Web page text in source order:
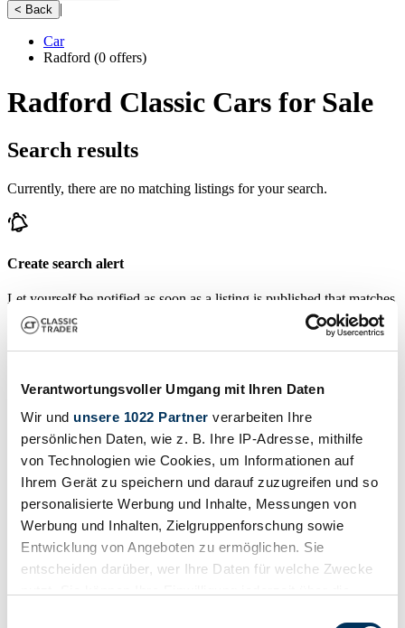
Verantwortungsvoller Umgang mit Ihren Daten
Wir und unsere 1022 Partner verarbeiten Ihre
persönlichen Daten, wie z. B. Ihre IP-Adresse, mithilfe
von Technologien wie Cookies, um Informationen auf
Ihrem Gerät zu speichern und darauf zuzugreifen und so
personalisierte Werbung und Inhalte, Messungen von
Werbung und Inhalten, Zielgruppenforschung sowie
Entwicklung von Angeboten zu ermöglichen. Sie
entscheiden darüber, wer Ihre Daten für welche Zwecke
< Back |
Car
Radford (0 offers)
Radford Classic Cars for Sale
Search results
Currently, there are no matching listings for your search.
Create search alert
Let yourself be notified as soon as a listing is published that matches
your search filters.
Create search alert
Create listing
Do you have a Radford that you want to sell? Then create a listing
now.
Create listing
Auctions ending soon
View all auctions
Auction